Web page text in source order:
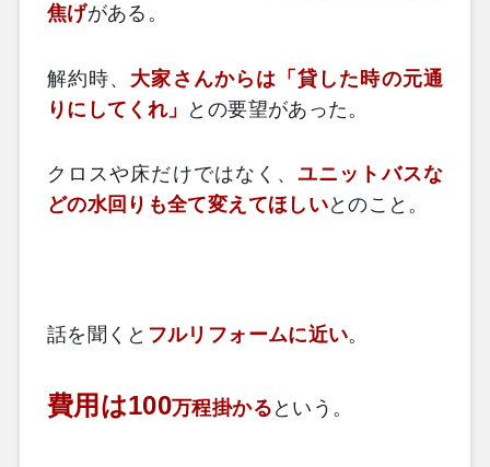
焦げがある。
解約時、 大家さんからは「貸した時の元通
りにしてくれ」
との要望があった。
クロスや床だけではなく、ユニットバスな
どの水回りも全て変えてほしいとのこと。
話を聞くと フルリフォームに近い。
費用は100万程掛かる という。